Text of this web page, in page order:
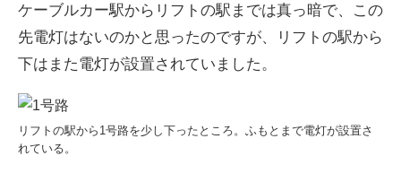
ケーブルカー駅からリフトの駅までは真っ暗で、この
先電灯はないのかと思ったのですが、リフトの駅から
下はまた電灯が設置されていました。
リフトの駅から1号路を少し下ったところ。ふもとまで電灯が設置さ
れている。